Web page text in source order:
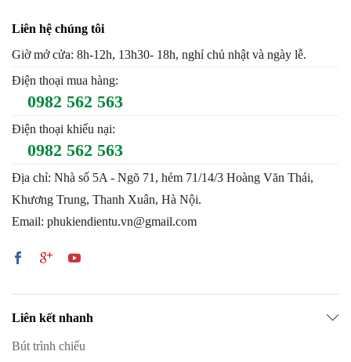
Liên hệ chúng tôi
Giờ mở cửa: 8h-12h, 13h30- 18h, nghỉ chủ nhật và ngày lễ.
Điện thoại mua hàng:
0982 562 563
Điện thoại khiếu nại:
0982 562 563
Địa chỉ: Nhà số 5A - Ngõ 71, hẻm 71/14/3 Hoàng Văn Thái,
Khương Trung, Thanh Xuân, Hà Nội.
Email: phukiendientu.vn@gmail.com
Liên kết nhanh
Bút trình chiếu